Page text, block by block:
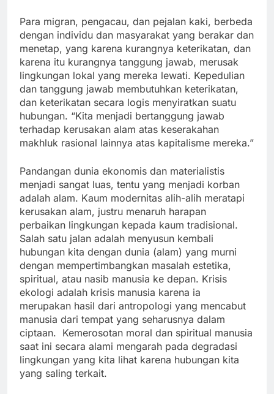
Para migran, pengacau, dan pejalan kaki, berbeda
dengan individu dan masyarakat yang berakar dan
menetap, yang karena kurangnya keterikatan, dan
karena itu kurangnya tanggung jawab, merusak
lingkungan lokal yang mereka lewati. Kepedulian
dan tanggung jawab membutuhkan keterikatan,
dan keterikatan secara logis menyiratkan suatu
hubungan. “Kita menjadi bertanggung jawab
terhadap kerusakan alam atas keserakahan
makhluk rasional lainnya atas kapitalisme mereka.”
Pandangan dunia ekonomis dan materialistis
menjadi sangat luas, tentu yang menjadi korban
adalah alam. Kaum modernitas alih-alih meratapi
kerusakan alam, justru menaruh harapan
perbaikan lingkungan kepada kaum tradisional.
Salah satu jalan adalah menyusun kembali
hubungan kita dengan dunia (alam) yang murni
dengan mempertimbangkan masalah estetika,
spiritual, atau nasib manusia ke depan. Krisis
ekologi adalah krisis manusia karena ia
merupakan hasil dari antropologi yang mencabut
manusia dari tempat yang seharusnya dalam
ciptaan. Kemerosotan moral dan spiritual manusia
saat ini secara alami mengarah pada degradasi
lingkungan yang kita lihat karena hubungan kita
yang saling terkait.